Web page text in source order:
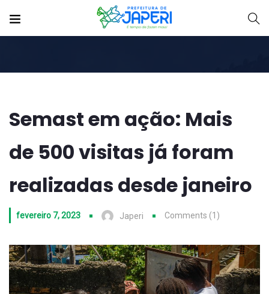
Semast em ação: Mais
de 500 visitas já foram
realizadas desde janeiro
fevereiro 7, 2023 Japeri Comments (1)